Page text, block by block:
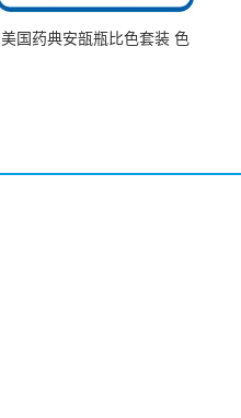
美国药典安瓿瓶比色套装 色